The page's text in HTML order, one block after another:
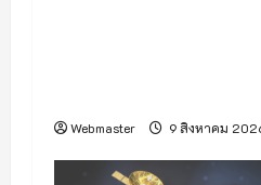
Webmaster 9 สิงหาคม